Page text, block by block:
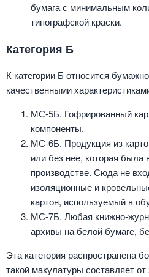
бумага с минимальным
типографской краски.
Категория Б
К категории Б относится
качественными
МС-5Б. Гофрированный
компоненты.
МС-6Б. Продукция из
или без нее, которая была
производстве. Сюда не
изоляционные и
картон, используемый в
МС-7Б. Любая книжно-
архивы на белой бумаге,
Эта категория распространена
такой макулатуры составляет